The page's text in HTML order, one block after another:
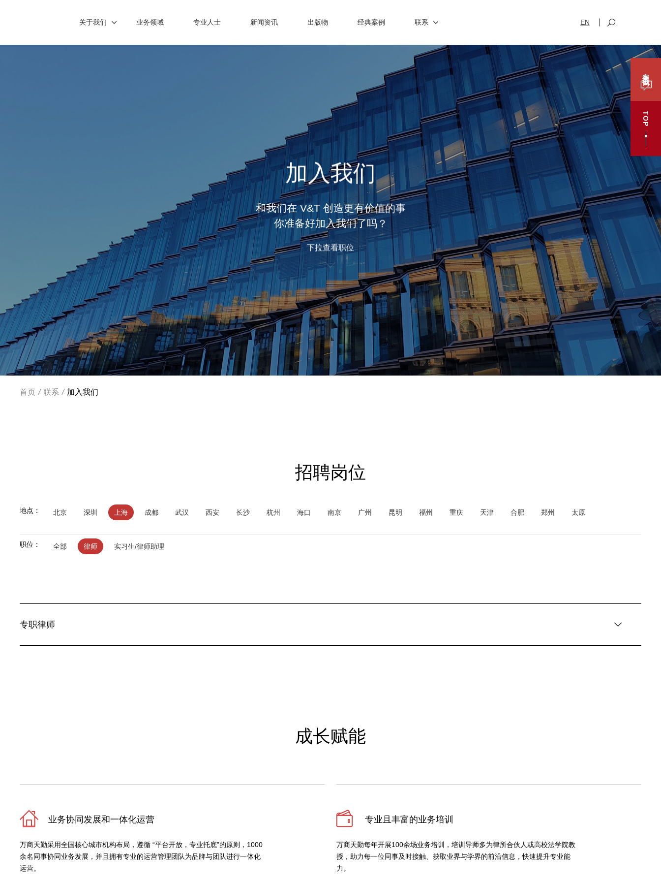
关于我们 业务领域 专业人士 新闻资讯 出版物 经典案例 联系 EN
TOP
加入我们
和我们在 V&T 创造更有价值的事
你准备好加入我们了吗？
下拉查看职位
首页 / 联系 / 加入我们
招聘岗位
地点： 北京 深圳 上海 成都 武汉 西安 长沙 杭州 海口 南京 广州 昆明 福州 重庆 天津 合肥 郑州 太原
职位： 全部 律师 实习生/律师助理
专职律师
成长赋能
业务协同发展和一体化运营
万商天勤采用全国核心城市机构布局，遵循 “平台开放，专业托底”的原则，1000
余名同事协同业务发展，并且拥有专业的运营管理团队为品牌与团队进行一体化
运营。
专业且丰富的业务培训
万商天勤每年开展100余场业务培训，培训导师多为律所合伙人或高校法学院教
授，助力每一位同事及时接触、获取业界与学界的前沿信息，快速提升专业能
力。